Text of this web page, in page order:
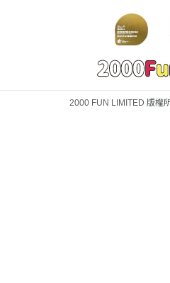
2000 FUN LIMITED 版權